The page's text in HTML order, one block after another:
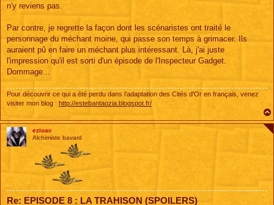
a
n'y reviens pas.
Par contre, je regrette la façon dont les scénaristes ont traité le
personnage du méchant moine, qui passe son temps à grimacer. Ils
auraient pû en faire un méchant plus intéressant. Là, j'ai juste
l'impression qu'il est sorti d'un épisode de l'Inspecteur Gadget.
Dommage...
Pour découvrir ce qui a été perdu dans l'adaptation des Cités d'Or en français, venez
visiter mon blog : http://estebantaozia.blogspot.fr/
ezioac
Alchimiste bavard
Re: EPISODE 8 : LA TRAHISON (SPOILERS)